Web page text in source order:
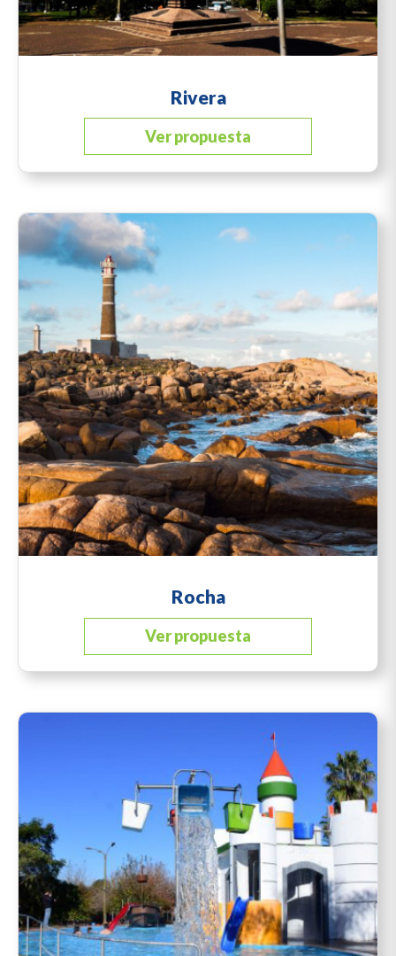
Rivera
Ver propuesta
Rocha
Ver propuesta